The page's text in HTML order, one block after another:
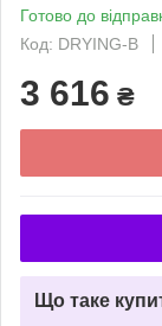
Готово до
Код: DRYING-B
3 616 ₴
Що таке